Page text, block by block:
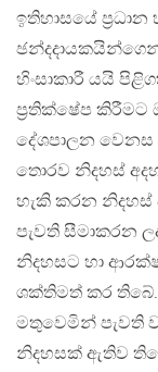
ඉතිහාසයේ
ඡන්දදායකයින්ගෙන්
හිංසාකාරී යයි
ප‍්‍රතික්ෂේප
දේශපාලන වෙනස
තොරව නිදහස්
හැකි කරන නිදහස්
පැවති සීමාකරන
නිදහසට හා
ශක්තිමත් කර තිබේ.
මතුවෙමින් පැවති
නිදහසක් ඇතිව